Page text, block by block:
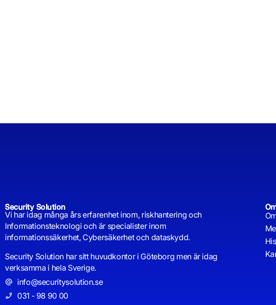
Security Solution
Vi har idag många års erfarenhet inom, riskhantering och
Informationsteknologi och är specialister inom
informationssäkerhet, Cybersäkerhet och dataskydd.
Security Solution har sitt huvudkontor i Göteborg men är idag
verksamma i hela Sverige.
info@securitysolution.se
031 - 98 90 00